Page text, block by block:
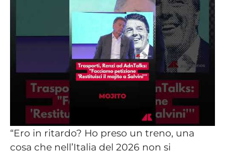
“Ero in ritardo? Ho preso un treno, una
cosa che nell’Italia del 2026 non si